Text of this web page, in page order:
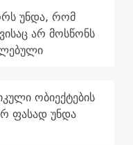
უნდა, რომ
არ მოსწონს
ობიექტების
ფასად უნდა